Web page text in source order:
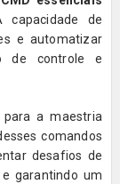
capacidade de
e automatizar
de controle e
a maestria
comandos
desafios de
garantindo um